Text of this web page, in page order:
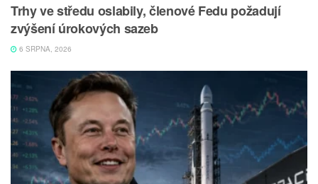
Trhy ve středu oslabily, členové Fedu požadují
zvýšení úrokových sazeb
6 SRPNA, 2026